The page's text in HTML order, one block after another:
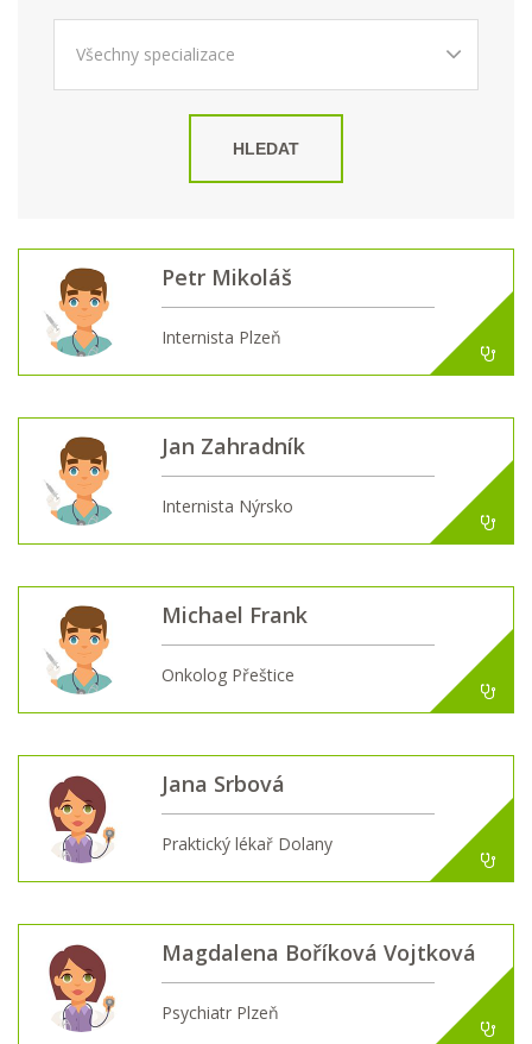
HLEDAT
Petr Mikoláš
Internista Plzeň
Jan Zahradník
Internista Nýrsko
Michael Frank
Onkolog Přeštice
Jana Srbová
Praktický lékař Dolany
Magdalena Boříková Vojtková
Psychiatr Plzeň